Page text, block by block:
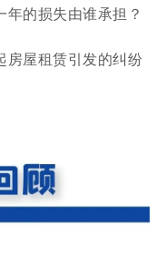
的损失由谁承担？
房屋租赁引发的纠纷